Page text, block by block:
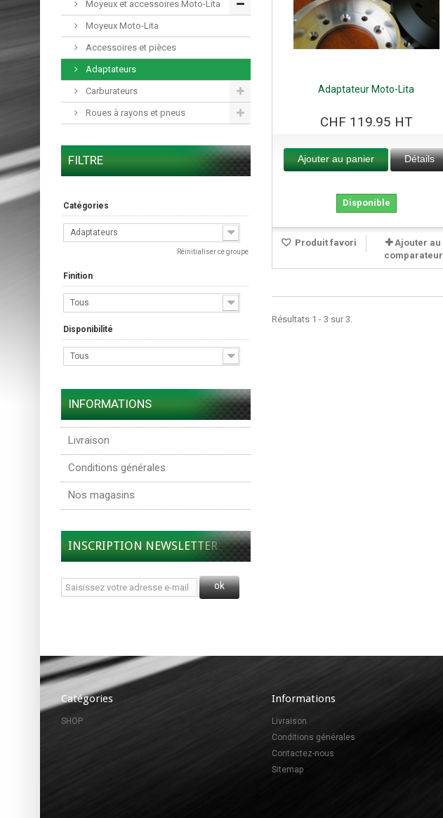
Moyeux et accessoires Moto-Lita
Moyeux Moto-Lita
Accessoires et pièces
Adaptateurs
Carburateurs
Roues à rayons et pneus
FILTRE
Catégories
Adaptateurs
Réinitialiser ce groupe
Finition
Tous
Disponibilité
Tous
INFORMATIONS
Livraison
Conditions générales
Nos magasins
INSCRIPTION NEWSLETTER
ok
Adaptateur Moto-Lita
CHF 119.95 HT
Ajouter au panier Détails
Disponible
Produit favori
Ajouter au
comparateur
Résultats 1 - 3 sur 3.
Catégories
SHOP
Informations
Livraison
Conditions générales
Contactez-nous
Sitemap